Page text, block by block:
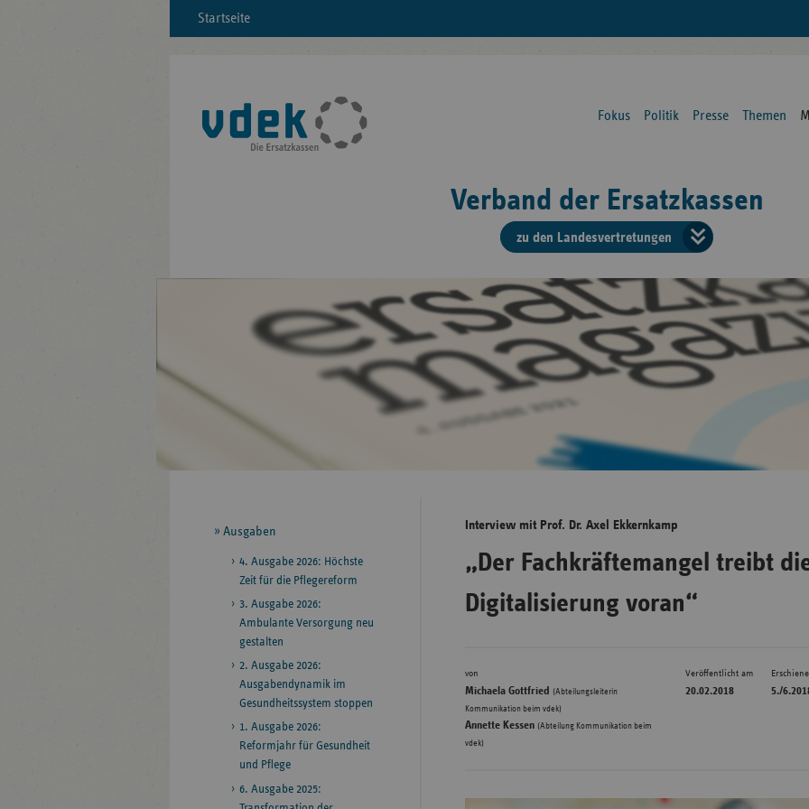
Startseite
Fokus Politik Presse Themen
Verband der Ersatzkassen
zu den Landesvertretungen
der
Interview mit Prof. Dr. Axel Ekkernkamp
„Der Fachkräftemangel treibt
Digitalisierung voran“
von
Michaela Gottfried (Abteilungsleiterin
Kommunikation beim vdek)
Annette Kessen (Abteilung Kommunikation beim
vdek)
Veröffentlicht am
20.02.2018 5./
Seitennavigation
Ausgaben
4. Ausgabe 2026: Höchste
Zeit für die Pflegereform
3. Ausgabe 2026:
Ambulante Versorgung neu
gestalten
2. Ausgabe 2026:
Ausgabendynamik im
Gesundheitssystem stoppen
1. Ausgabe 2026:
Reformjahr für Gesundheit
und Pflege
6. Ausgabe 2025: